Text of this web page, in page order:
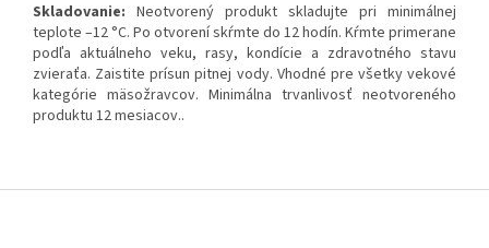
Skladovanie: Ne­otvorený produkt skladujte pri minimálnej
teplote –12 °C. Po otvorení skŕmte do 12 hodín. Kŕmte primerane
podľa aktuálneho veku, rasy, kondície a zdravotného stavu
zvieraťa. Zaistite prísun pitnej vody. Vhodné pre všetky vekové
kategórie mäsožravcov. Minimálna trvanlivosť neotvoreného
produktu 12 mesiacov..